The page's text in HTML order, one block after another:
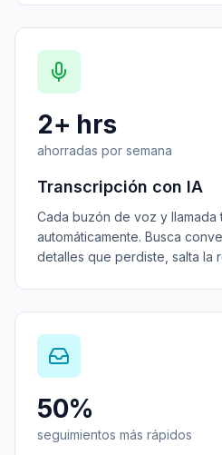
2+ hrs
ahorradas por semana
Transcripción con IA
Cada buzón de voz y llamada
automáticamente. Busca
detalles que perdiste, salta la
50%
seguimientos más rápidos